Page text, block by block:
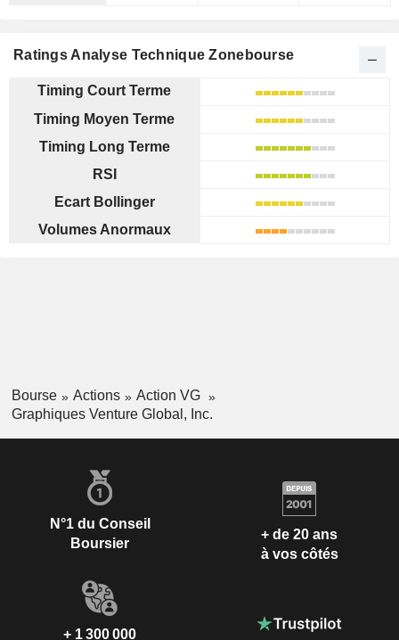
Ratings Analyse Technique Zonebourse
Timing Court Terme
Timing Moyen Terme
Timing Long Terme
RSI
Ecart Bollinger
Volumes Anormaux
Bourse Actions
Action VG
Graphiques Venture Global, Inc.
N°1 du Conseil
Boursier
+ de 20 ans
à vos côtés
+ 1 300 000